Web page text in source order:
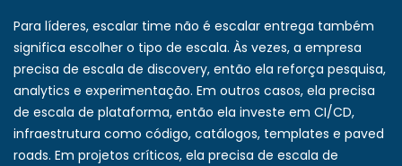
Para líderes, escalar time não é escalar entrega também
significa escolher o tipo de escala. Às vezes, a empresa
precisa de escala de discovery, então ela reforça pesquisa,
analytics e experimentação. Em outros casos, ela precisa
de escala de plataforma, então ela investe em CI/CD,
infraestrutura como código, catálogos, templates e paved
roads. Em projetos críticos, ela precisa de escala de